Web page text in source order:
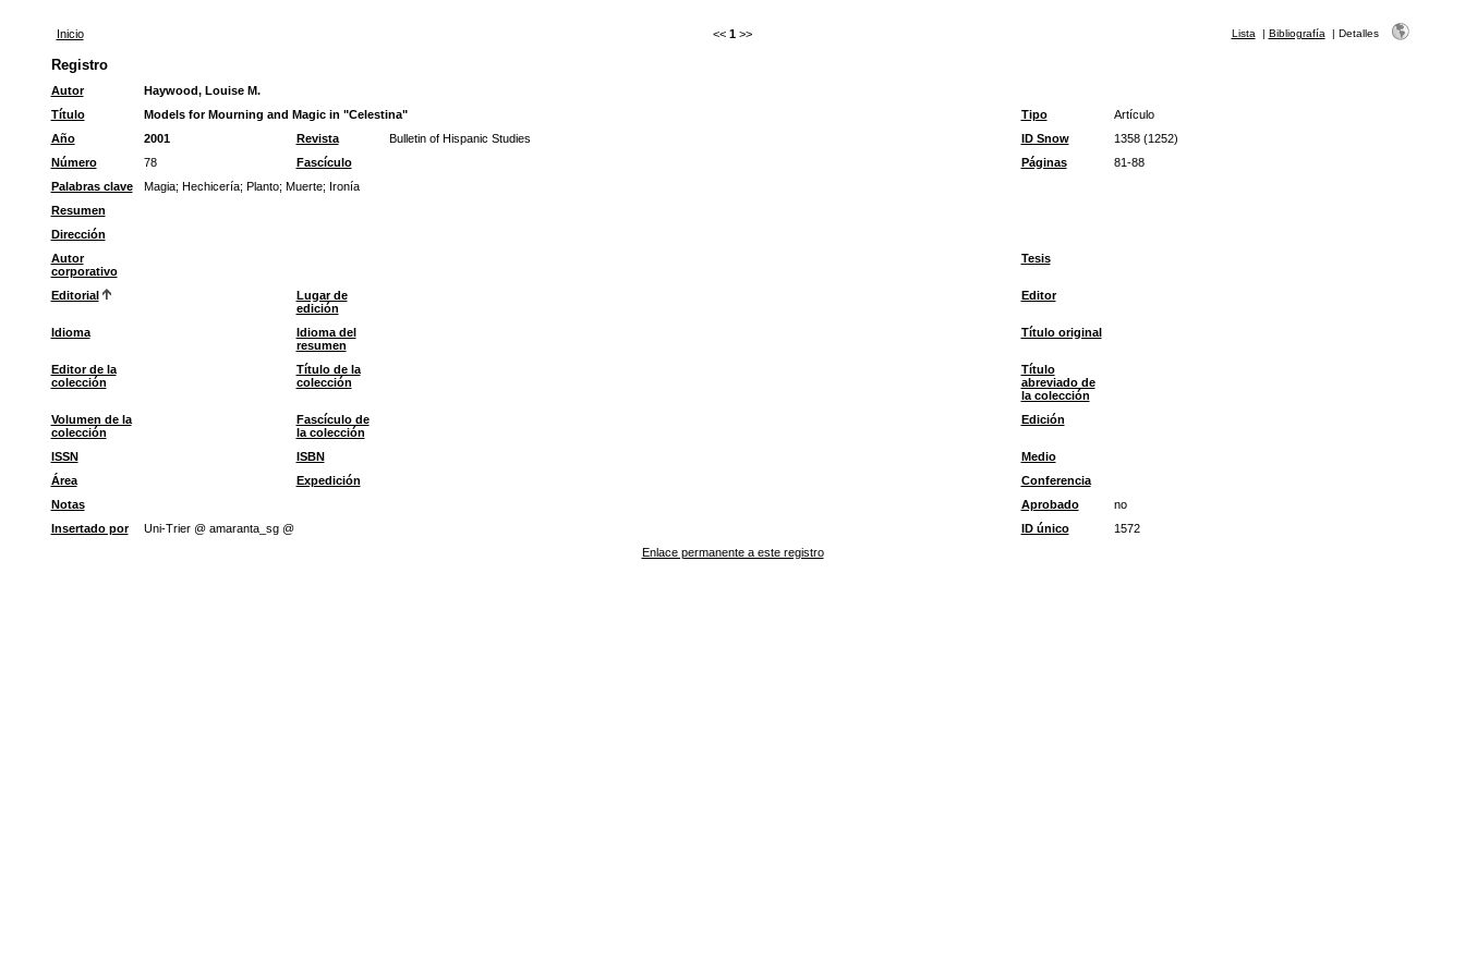
Inicio << 1 >> Lista | Bibliografía | Detalles
Registro
Autor
Haywood, Louise M.
Título
Models for Mourning and Magic in "Celestina" Tipo
Artículo
Año
2001 Revista Bulletin of Hispanic Studies ID Snow
1358 (1252)
Número
78 Fascículo Páginas
81-88
Palabras clave
Magia; Hechicería; Planto; Muerte; Ironía
Resumen
Dirección
Autor
corporativo
Tesis
Editorial
Lugar de
edición
Editor
Idioma
Idioma del
resumen
Título original
Editor de la
colección
Título de la
colección
Título
abreviado de
la colección
Volumen de la
colección
Fascículo de
la colección
Edición
ISSN ISBN
Medio
Área
Expedición
Conferencia
Notas
Aprobado
no
Insertado por
Uni-Trier @ amaranta_sg @ ID único
1572
Enlace permanente a este registro